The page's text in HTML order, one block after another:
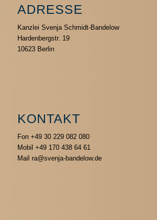
ADRESSE
Kanzlei Svenja Schmidt-Bandelow
Hardenbergstr. 19
10623 Berlin
KONTAKT
Fon +49 30 229 082 080
Mobil +49 170 438 64 61
Mail ra@svenja-bandelow.de